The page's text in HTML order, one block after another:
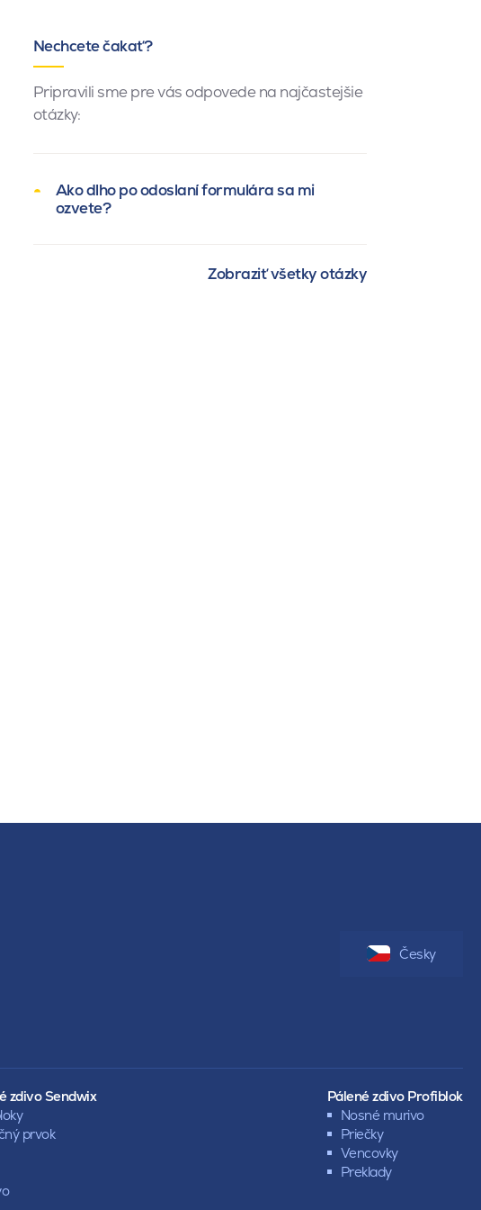
Nechcete čakať?
Pripravili sme pre vás odpovede na najčastejšie
otázky:
Ako dlho po odoslaní formulára sa mi
ozvete?
Zobraziť všetky otázky
zdivo Sendwix
prvok
Pálené zdivo Profiblok
Nosné murivo
Priečky
Vencovky
Preklady
Česky